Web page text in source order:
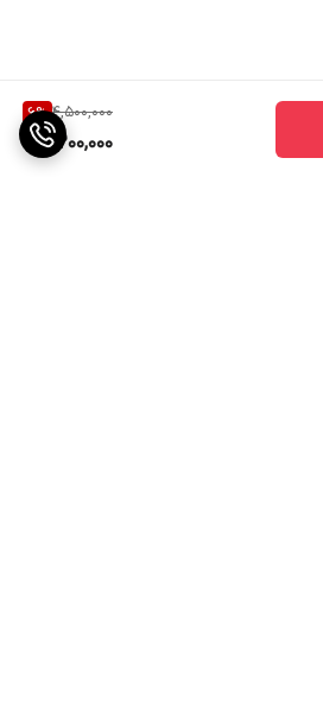
4,500,000
6%
4,200,000